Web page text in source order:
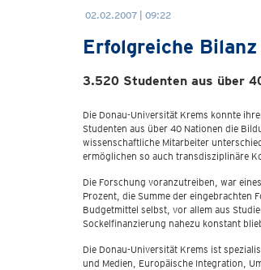
02.02.2007 | 09:22
Erfolgreiche
3.520 Studenten aus über
Die Donau-Universität Krems konnte
Studenten aus über 40 Nationen die
wissenschaftliche Mitarbeiter
ermöglichen so auch transdisziplinäre
Die Forschung voranzutreiben, war
Prozent, die Summe der eingebrachten
Budgetmittel selbst, vor allem aus
Sockelfinanzierung nahezu konstant
Die Donau-Universität Krems ist
und Medien, Europäische Integration,